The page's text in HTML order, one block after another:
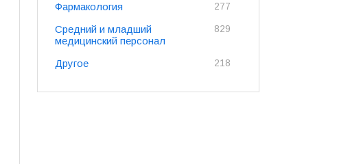
Фармакология 277
Средний и младший
медицинский персонал
829
Другое 218